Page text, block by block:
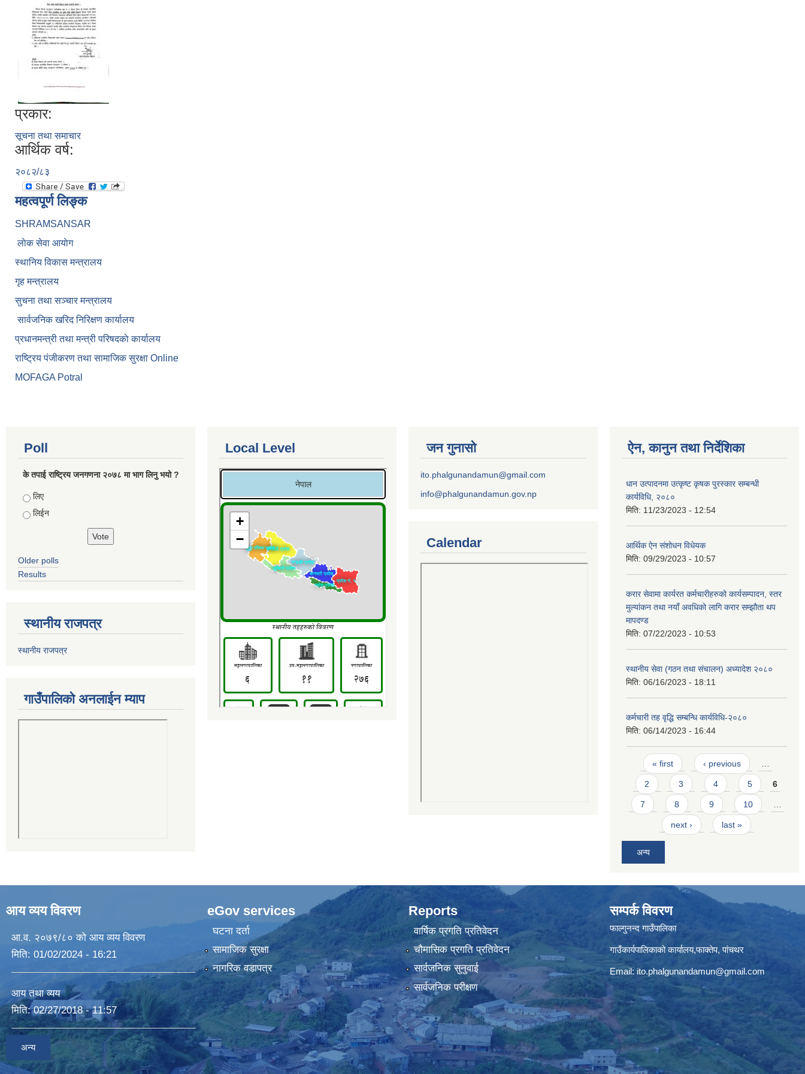
प्रकार:
सूचना तथा समाचार
आर्थिक वर्ष:
२०८२/८३
महत्वपूर्ण लिङ्क
SHRAMSANSAR
लाेक सेवा आयाेग
स्थानिय विकास मन्त्रालय
गृह मन्त्रालय
सुचना तथा सञ्चार मन्त्रालय
सार्वजनिक खरिद निरिक्षण कार्यालय
प्रधानमन्त्री तथा मन्त्री परिषदकाे कार्यालय
राष्ट्रिय पंजीकरण तथा सामाजिक सुरक्षा Online
MOFAGA Potral
Poll
के तपाई राष्ट्रिय जनगणना २०७८ मा भाग लिनु भयो ?
Choices
लिए
लिईन
Older polls
Results
स्थानीय राजपत्र
स्थानीय राजपत्र
गाउँपालिको अनलाईन म्याप
Local Level जन गुनासो
ito.phalgunandamun@gmail.com
info@phalgunandamun.gov.np
Calendar
ऐन, कानुन तथा निर्देशिका
धान उत्पादनमा उत्कृष्ट कृषक पुरस्कार सम्बन्धी
कार्यविधि, २०८०
मिति: 11/23/2023 - 12:54
आर्थिक ऐन संशोधन विधेयक
मिति: 09/29/2023 - 10:57
करार सेवामा कार्यरत कर्मचारीहरुको कार्यसम्पादन, स्तर
मुल्यांकन तथा नयाँ अवधिको लागि करार सम्झौता थप
मापदण्ड
मिति: 07/22/2023 - 10:53
स्थानीय सेवा (गठन तथा संचालन) अध्यादेश २०८०
मिति: 06/16/2023 - 18:11
कर्मचारी तह वृद्धि सम्बन्धि कार्यविधि-२०८०
मिति: 06/14/2023 - 16:44
Pages
« first ‹ previous
2 3 4 5 6
7 8 9 10
next › last »
अन्य
आय व्यय विवरण
आ.व. २०७९/८० को आय व्यय विवरण
मिति: 01/02/2024 - 16:21
आय तथा व्यय
मिति:02/27/2018 - 11:57
अन्य
eGov services
घटना दर्ता
सामाजिक सुरक्षा
नागरिक वडापत्र
Reports
वार्षिक प्रगति प्रतिवेदन
चौमासिक प्रगति प्रतिवेदन
सार्वजनिक सुनुवाई
सार्वजनिक परीक्षण
सम्पर्क विवरण
फाल्गुनन्द गाउँपालिका
गाउँकार्यपालिकाको कार्यालय,फाक्तेप, पांचथर
Email: ito.phalgunandamun@gmail.com